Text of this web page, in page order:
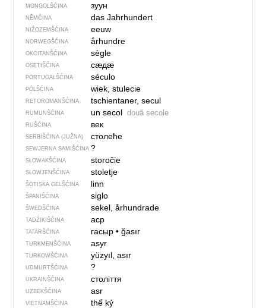
MONGOLŠĆINA зуун
NĚMČINA das Jahrhundert
NIŽOZEMŠĆINA eeuw
NORWEGŠĆINA århundre
OKCITANŠĆINA sègle
OSETIŠĆINA сӕдӕ
PORTUGALŠĆINA século
PÓLŠĆINA wiek, stulecie
RETOROMANŠĆINA tschientaner, secul
RUMUNŠĆINA un secol două secole
RUŠĆINA век
SERBIŠĆINA (JUŽNA) столеће
SEWJERNA SAMIŠĆINA?
SŁOWAKŠĆINA storočie
SŁOWJENŠĆINA stoletje
ŠOTISKA GELŠĆINA linn
ŠPANIŠĆINA siglo
ŠWEDŠĆINA sekel, århundrade
TADŹIKIŠĆINA аср
TATARŠĆINA гасыр• ğasır
TURKMENŠĆINA asyr
TURKOWŠĆINA yüzyıl, asır
UDMURTŠĆINA ?
UKRAINŠĆINA століття
UZBEKŠĆINA asr
VIETNAMŠĆINA thế kỷ